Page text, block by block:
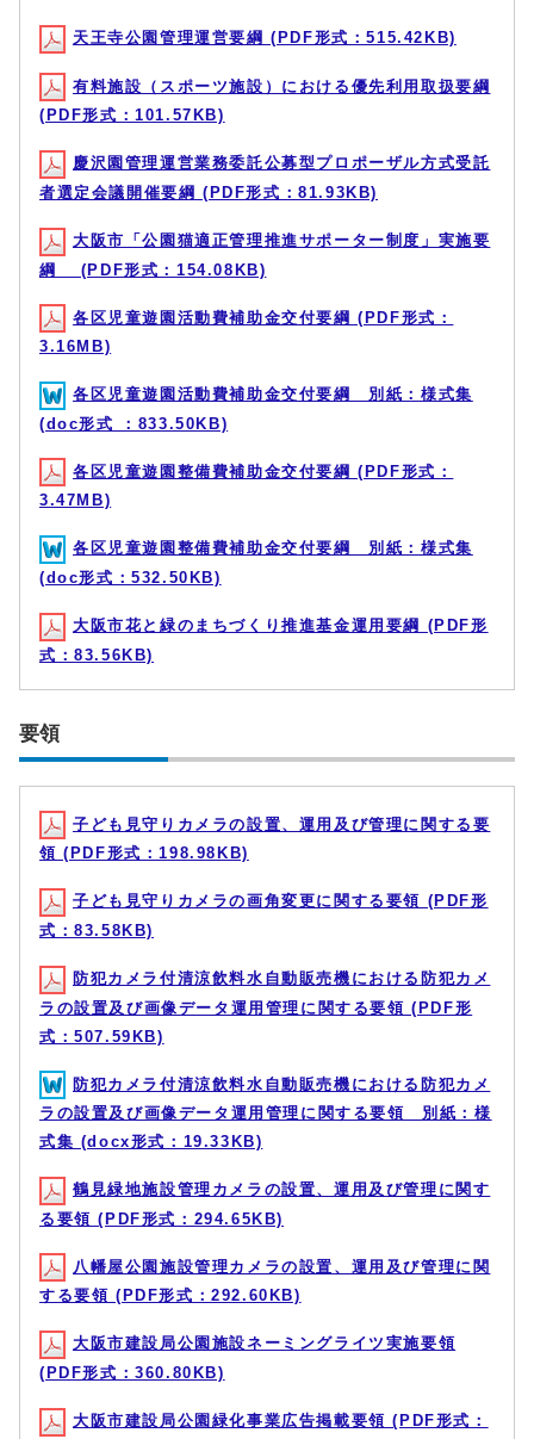
天王寺公園管理運営要綱 (PDF形式：515.42KB)
有料施設（スポーツ施設）における優先利用取扱要綱
(PDF形式：101.57KB)
慶沢園管理運営業務委託公募型プロポーザル方式受託
者選定会議開催要綱 (PDF形式：81.93KB)
大阪市「公園猫適正管理推進サポーター制度」実施要
綱 (PDF形式：154.08KB)
各区児童遊園活動費補助金交付要綱 (PDF形式：
3.16MB)
各区児童遊園活動費補助金交付要綱 別紙：様式集
(doc形式 ：833.50KB)
各区児童遊園整備費補助金交付要綱 (PDF形式：
3.47MB)
各区児童遊園整備費補助金交付要綱 別紙：様式集
(doc形式：532.50KB)
大阪市花と緑のまちづくり推進基金運用要綱 (PDF形
式：83.56KB)
要領
子ども見守りカメラの設置、運用及び管理に関する要
領 (PDF形式：198.98KB)
子ども見守りカメラの画角変更に関する要領 (PDF形
式：83.58KB)
防犯カメラ付清涼飲料水自動販売機における防犯カメ
ラの設置及び画像データ運用管理に関する要領 (PDF形
式：507.59KB)
防犯カメラ付清涼飲料水自動販売機における防犯カメ
ラの設置及び画像データ運用管理に関する要領 別紙：様
式集 (docx形式：19.33KB)
鶴見緑地施設管理カメラの設置、運用及び管理に関す
る要領 (PDF形式：294.65KB)
八幡屋公園施設管理カメラの設置、運用及び管理に関
する要領 (PDF形式：292.60KB)
大阪市建設局公園施設ネーミングライツ実施要領
(PDF形式：360.80KB)
大阪市建設局公園緑化事業広告掲載要領 (PDF形式：